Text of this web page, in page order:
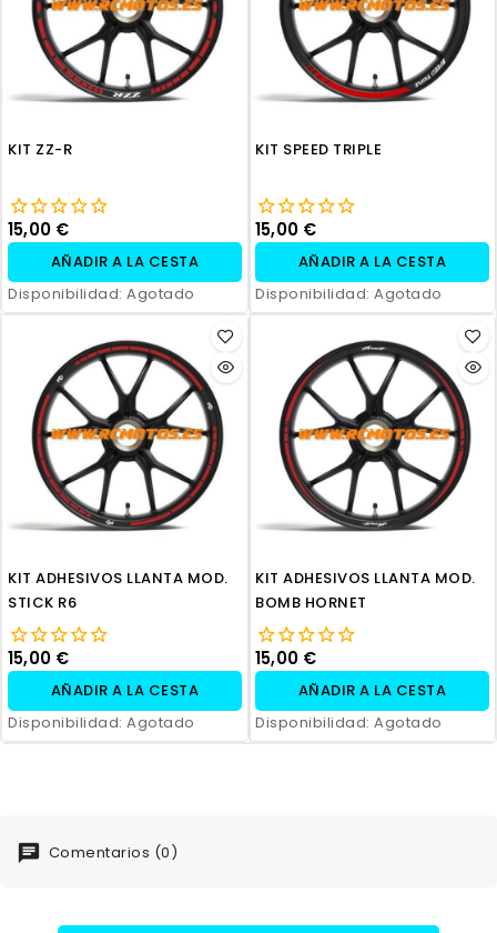
KIT ZZ-R
15,00 €
AÑADIR A LA CESTA
Disponibilidad: Agotado
KIT SPEED TRIPLE
15,00 €
AÑADIR A LA CESTA
Disponibilidad: Agotado
KIT ADHESIVOS LLANTA MOD.
STICK R6
15,00 €
AÑADIR A LA CESTA
Disponibilidad: Agotado
KIT ADHESIVOS LLANTA MOD.
BOMB HORNET
15,00 €
AÑADIR A LA CESTA
Disponibilidad: Agotado
Comentarios (0)